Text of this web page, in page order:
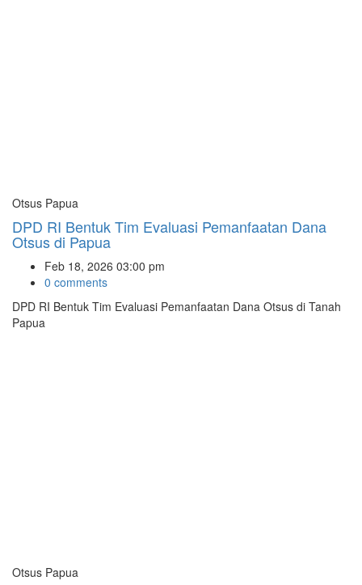
Otsus Papua
DPD RI Bentuk Tim Evaluasi Pemanfaatan Dana
Otsus di Papua
Feb 18, 2026 03:00 pm
0 comments
DPD RI Bentuk Tim Evaluasi Pemanfaatan Dana Otsus di Tanah
Papua
Otsus Papua